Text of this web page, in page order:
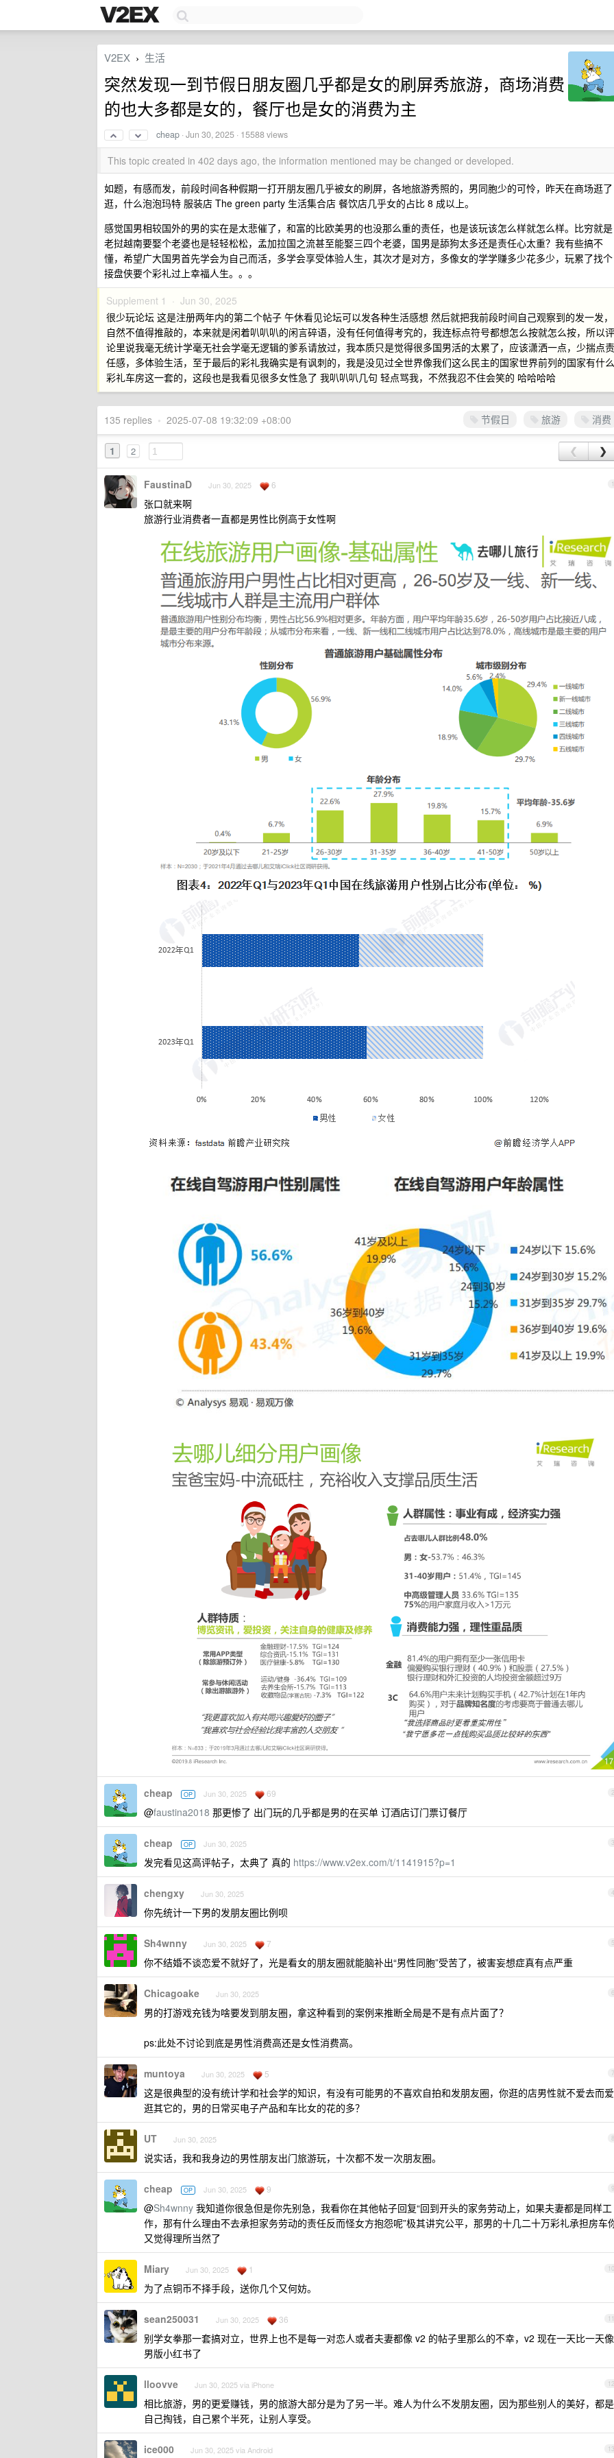
V2EX › 生活
突然发现一到节假日朋友圈几乎都是女的刷屏秀旅游，商场消费
的也大多都是女的，餐厅也是女的消费为主
cheap ·Jun 30, 2025 · 15588 views
This topic created in 402 days ago, the information mentioned may be changed or developed.
如题，有感而发，前段时间各种假期一打开朋友圈几乎被女的刷屏，各地旅游秀照的，男同胞少的可怜，昨天在商场逛了
逛，什么泡泡玛特 服装店 The green party 生活集合店 餐饮店几乎女的占比 8 成以上。
感觉国男相较国外的男的实在是太悲催了，和富的比欧美男的也没那么重的责任，也是该玩该怎么样就怎么样。比穷就是
老挝越南要娶个老婆也是轻轻松松，孟加拉国之流甚至能娶三四个老婆，国男是舔狗太多还是责任心太重？我有些搞不
懂，希望广大国男首先学会为自己而活，多学会享受体验人生，其次才是对方，多像女的学学赚多少花多少，玩累了找个
接盘侠要个彩礼过上幸福人生。。。
Supplement 1 · Jun 30, 2025
很少玩论坛 这是注册两年内的第二个帖子 午休看见论坛可以发各种生活感想 然后就把我前段时间自己观察到的发一发，
自然不值得推敲的，本来就是闲着叭叭叭的闲言碎语，没有任何值得考究的，我连标点符号都想怎么按就怎么按，所以评
论里说我毫无统计学毫无社会学毫无逻辑的爹系请放过，我本质只是觉得很多国男活的太累了，应该潇洒一点，少揣点责
任感，多体验生活，至于最后的彩礼我确实是有讽刺的，我是没见过全世界像我们这么民主的国家世界前列的国家有什么
彩礼车房这一套的，这段也是我看见很多女性急了 我叭叭叭几句 轻点骂我，不然我忍不住会笑的 哈哈哈哈
节假日 旅游 消费
135 replies • 2025-07-08 19:32:09 +08:00
1 2 ❮ ❯
1
FaustinaD Jun 30, 2025 6
张口就来啊
旅游行业消费者一直都是男性比例高于女性啊
2
cheap OP Jun 30, 2025 69
@faustina2018 那更惨了 出门玩的几乎都是男的在买单 订酒店订门票订餐厅
3
cheap OP Jun 30, 2025
发完看见这高评帖子，太典了 真的 https://www.v2ex.com/t/1141915?p=1
4
chengxy Jun 30, 2025
你先统计一下男的发朋友圈比例呗
5
Sh4wnny Jun 30, 2025 7
你不结婚不谈恋爱不就好了，光是看女的朋友圈就能脑补出“男性同胞”受苦了，被害妄想症真有点严重
6
Chicagoake Jun 30, 2025
男的打游戏充钱为啥要发到朋友圈，拿这种看到的案例来推断全局是不是有点片面了？
ps:此处不讨论到底是男性消费高还是女性消费高。
7
muntoya Jun 30, 2025 5
这是很典型的没有统计学和社会学的知识，有没有可能男的不喜欢自拍和发朋友圈，你逛的店男性就不爱去而爱
逛其它的，男的日常买电子产品和车比女的花的多？
8
UT Jun 30, 2025
说实话，我和我身边的男性朋友出门旅游玩，十次都不发一次朋友圈。
9
cheap OP Jun 30, 2025 9
@Sh4wnny 我知道你很急但是你先别急，我看你在其他帖子回复“回到开头的家务劳动上，如果夫妻都是同样工
作，那有什么理由不去承担家务劳动的责任反而怪女方抱怨呢”极其讲究公平，那男的十几二十万彩礼承担房车
又觉得理所当然了
10
Miary Jun 30, 2025 1
为了点铜币不择手段，送你几个又何妨。
11
sean250031 Jun 30, 2025 36
别学女拳那一套搞对立，世界上也不是每一对恋人或者夫妻都像 v2 的帖子里那么的不幸，v2 现在一天比一天像
男版小红书了
12
lloovve Jun 30, 2025 via iPhone
相比旅游，男的更爱赚钱，男的旅游大部分是为了另一半。难人为什么不发朋友圈，因为那些别人的美好，都是
自己掏钱，自己累个半死，让别人享受。
13
ice000 Jun 30, 2025 via Android